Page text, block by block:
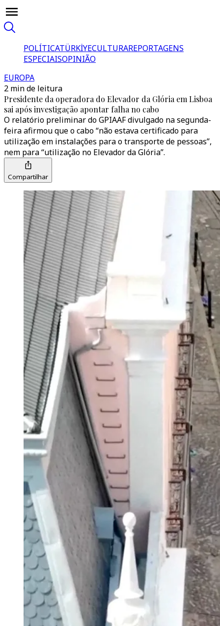
POLÍTICATÜRKİYECULTURAREPORTAGENS
ESPECIAISOPINIÃO
EUROPA
2 min de leitura
Presidente da operadora do Elevador da Glória em Lisboa
sai após investigação apontar falha no cabo
O relatório preliminar do GPIAAF divulgado na segunda-
feira afirmou que o cabo “não estava certificado para
utilização em instalações para o transporte de pessoas”,
nem para “utilização no Elevador da Glória”.
Compartilhar